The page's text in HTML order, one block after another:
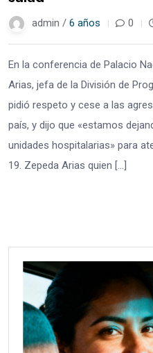
admin / 6 años 0
En la conferencia de Palacio
Arias, jefa de la División de
pidió respeto y cese a las
país, y dijo que «estamos
unidades hospitalarias» para
19. Zepeda Arias quien […]